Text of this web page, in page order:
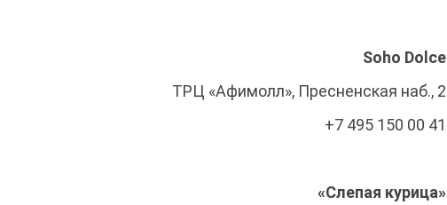
Soho Dolce
ТРЦ «Афимолл», Пресненская наб., 2
+7 495 150 00 41
«‎Слепая курица»‎